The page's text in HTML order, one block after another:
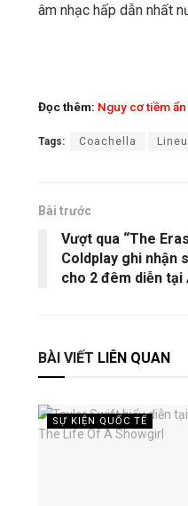
âm nhạc hấp dẫn nhất
Đọc thêm: Nguy cơ tiềm
Tags: Coachella
Bài trước
Vượt qua “The
Coldplay ghi nhận
cho 2 đêm diễn tại
BÀI VIẾT LIÊN QUAN
SỰ KIỆN QUỐC TẾ